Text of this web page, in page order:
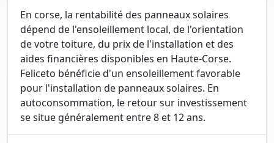
En corse, la rentabilité des panneaux solaires
dépend de l'ensoleillement local, de l'orientation
de votre toiture, du prix de l'installation et des
aides financières disponibles en Haute-Corse.
Feliceto bénéficie d'un ensoleillement favorable
pour l'installation de panneaux solaires. En
autoconsommation, le retour sur investissement
se situe généralement entre 8 et 12 ans.